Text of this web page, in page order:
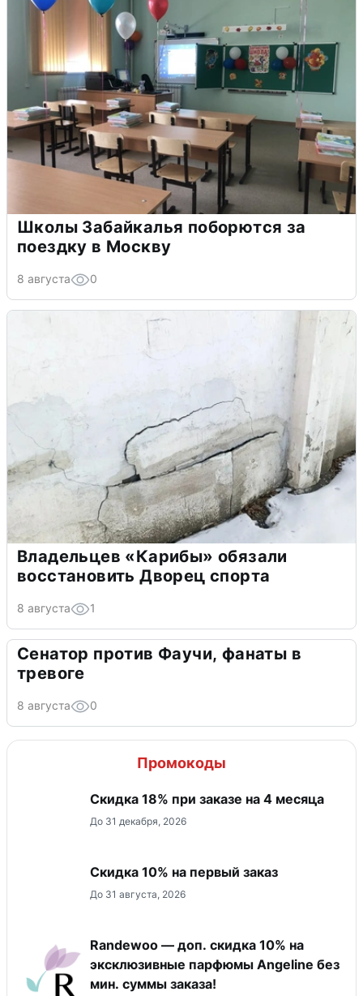
Школы Забайкалья поборются за
поездку в Москву
8 августа 0
Владельцев «Карибы» обязали
восстановить Дворец спорта
8 августа 1
Сенатор против Фаучи, фанаты в
тревоге
8 августа 0
Промокоды
Скидка 18% при заказе на 4 месяца
До 31 декабря, 2026
Скидка 10% на первый заказ
До 31 августа, 2026
Randewoo — доп. скидка 10% на
эксклюзивные парфюмы Angeline без
мин. суммы заказа!